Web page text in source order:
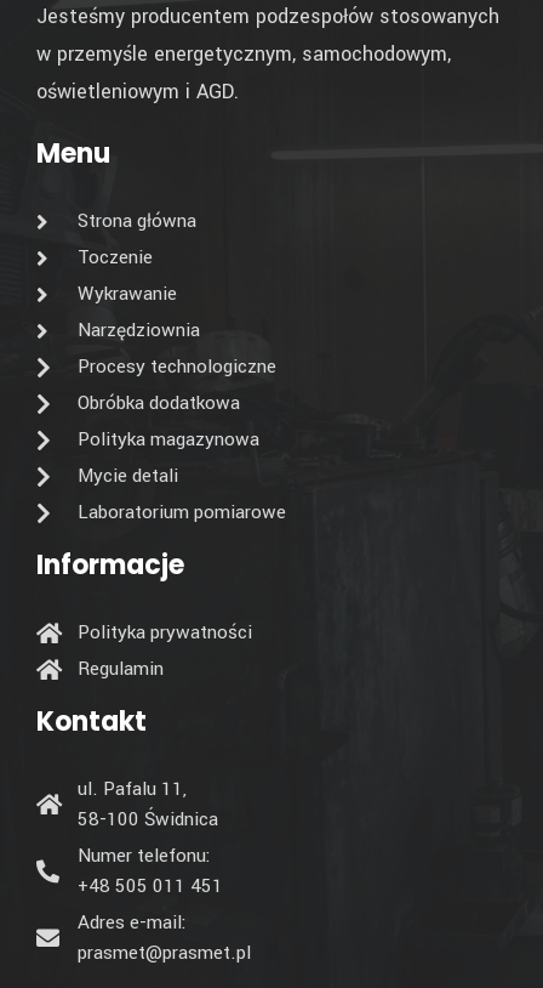
Jesteśmy producentem podzespołów stosowanych
w przemyśle energetycznym, samochodowym,
oświetleniowym i AGD.
Menu
Strona główna
Toczenie
Wykrawanie
Narzędziownia
Procesy technologiczne
Obróbka dodatkowa
Polityka magazynowa
Mycie detali
Laboratorium pomiarowe
Informacje
Polityka prywatności
Regulamin
Kontakt
ul. Pafalu 11,
58-100 Świdnica
Numer telefonu:
+48 505 011 451
Adres e-mail:
prasmet@prasmet.pl